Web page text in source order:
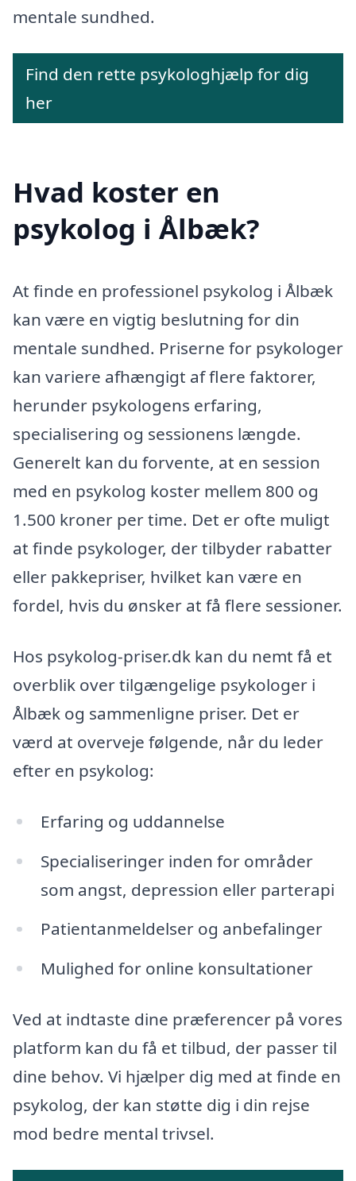
mentale sundhed.
Find den rette psykologhjælp for dig
her
Hvad koster en
psykolog i Ålbæk?
At finde en professionel psykolog i Ålbæk
kan være en vigtig beslutning for din
mentale sundhed. Priserne for psykologer
kan variere afhængigt af flere faktorer,
herunder psykologens erfaring,
specialisering og sessionens længde.
Generelt kan du forvente, at en session
med en psykolog koster mellem 800 og
1.500 kroner per time. Det er ofte muligt
at finde psykologer, der tilbyder rabatter
eller pakkepriser, hvilket kan være en
fordel, hvis du ønsker at få flere sessioner.
Hos psykolog-priser.dk kan du nemt få et
overblik over tilgængelige psykologer i
Ålbæk og sammenligne priser. Det er
værd at overveje følgende, når du leder
efter en psykolog:
Erfaring og uddannelse
Specialiseringer inden for områder
som angst, depression eller parterapi
Patientanmeldelser og anbefalinger
Mulighed for online konsultationer
Ved at indtaste dine præferencer på vores
platform kan du få et tilbud, der passer til
dine behov. Vi hjælper dig med at finde en
psykolog, der kan støtte dig i din rejse
mod bedre mental trivsel.